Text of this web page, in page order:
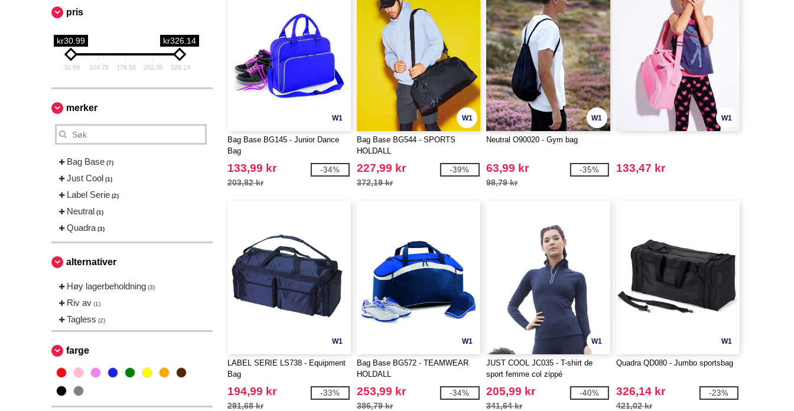
pris
kr30.99 kr326.14
30.99 104.78 178.56 252.35 326.14
merker
Bag Base (7)
Just Cool (1)
Label Serie (2)
Neutral (1)
Quadra (3)
alternativer
Høy lagerbeholdning (3)
Riv av (1)
Tagless (2)
farge
W1
Bag Base BG145 - Junior Dance
Bag
133,99 kr
203,82 kr
-34%
W1
Bag Base BG544 - SPORTS
HOLDALL
227,99 kr
372,19 kr
-39%
W1
Neutral O90020 - Gym bag
63,99 kr
98,79 kr
-35%
W1
133,47 kr
W1
LABEL SERIE LS738 - Equipment
Bag
194,99 kr
291,68 kr
-33%
W1
Bag Base BG572 - TEAMWEAR
HOLDALL
253,99 kr
386,79 kr
-34%
W1
JUST COOL JC035 - T-shirt de
sport femme col zippé
205,99 kr
341,64 kr
-40%
W1
Quadra QD080 - Jumbo sportsbag
326,14 kr
421,02 kr
-23%